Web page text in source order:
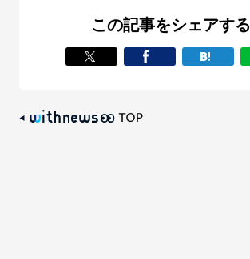
この記事をシェアする